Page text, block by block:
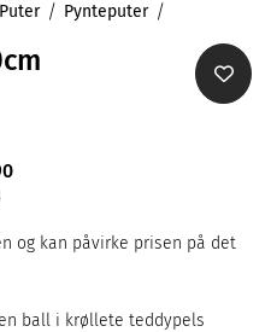
Puter Pynteputer
og kan påvirke prisen på det
ball i krøllete teddypels